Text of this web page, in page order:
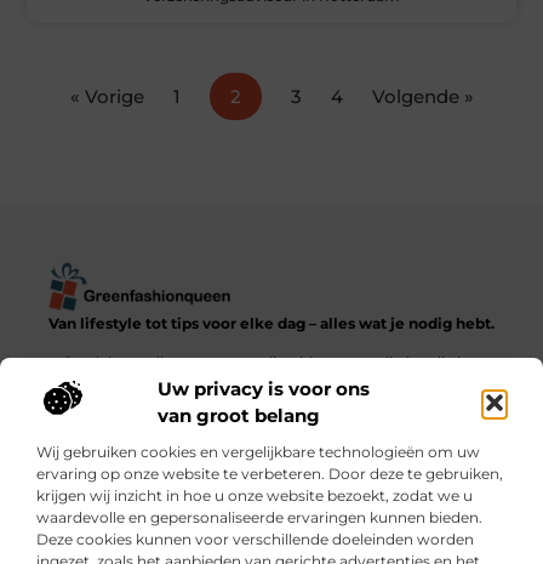
Uw privacy is voor ons
van groot belang
Wij gebruiken cookies en vergelijkbare technologieën om uw
ervaring op onze website te verbeteren. Door deze te gebruiken,
krijgen wij inzicht in hoe u onze website bezoekt, zodat we u
waardevolle en gepersonaliseerde ervaringen kunnen bieden.
Deze cookies kunnen voor verschillende doeleinden worden
« Vorige 1 2 3 4 Volgende »
Van lifestyle tot tips voor elke dag – alles wat je nodig hebt.
Ontdek een diverse verzameling blogs en artikelen die het
dagelijks leven in al zijn facetten verkennen, van praktische
adviezen tot inspirerende verhalen.
Bericht categorie